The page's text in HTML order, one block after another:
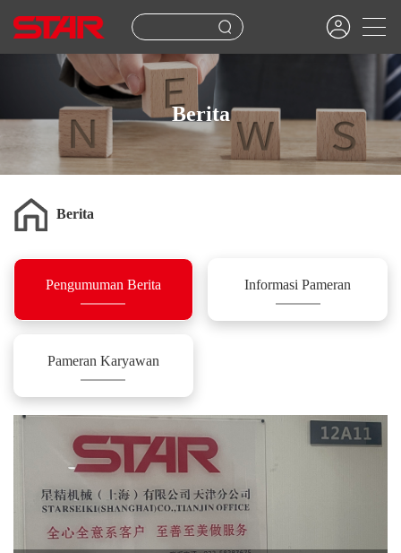
Berita
Berita
Pengumuman Berita Informasi Pameran
Pameran Karyawan